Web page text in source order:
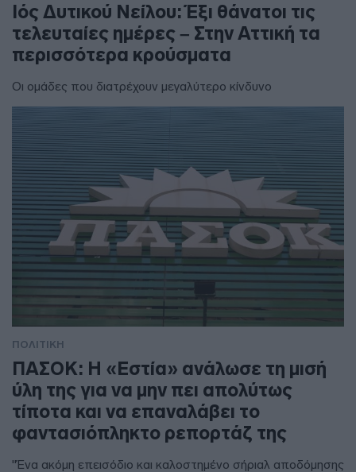
Ιός Δυτικού Νείλου: Έξι θάνατοι τις
τελευταίες ημέρες – Στην Αττική τα
περισσότερα κρούσματα
Οι ομάδες που διατρέχουν μεγαλύτερο κίνδυνο
ΠΟΛΙΤΙΚΗ
ΠΑΣΟΚ: Η «Εστία» ανάλωσε τη μισή
ύλη της για να μην πει απολύτως
τίποτα και να επαναλάβει το
φαντασιόπληκτο ρεπορτάζ της
"Ένα ακόμη επεισόδιο και καλοστημένο σήριαλ αποδόμησης